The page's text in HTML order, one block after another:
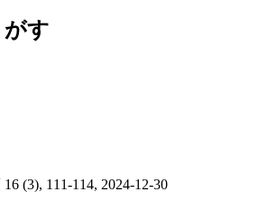
す
(3), 111-114, 2024-12-30